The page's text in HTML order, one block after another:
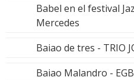
Babel en el festival
Mercedes
Baiao de tres - TRIO
Baiao Malandro -